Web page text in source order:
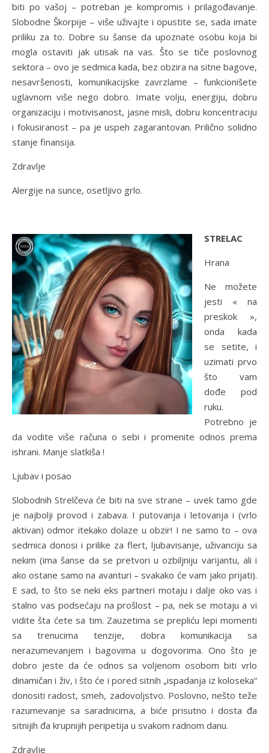
biti po vašoj – potreban je kompromis i prilagođavanje.
Slobodne Škorpije – više uživajte i opustite se, sada imate
priliku za to. Dobre su šanse da upoznate osobu koja bi
mogla ostaviti jak utisak na vas. Što se tiče poslovnog
sektora – ovo je sedmica kada, bez obzira na sitne bagove,
nesavršenosti, komunikacijske zavrzlame – funkcionišete
uglavnom više nego dobro. Imate volju, energiju, dobru
organizaciju i motivisanost, jasne misli, dobru koncentraciju
i fokusiranost – pa je uspeh zagarantovan. Prilično solidno
stanje finansija.
Zdravlje
Alergije na sunce, osetljivo grlo.
STRELAC
Hrana
Ne možete
jesti « na
preskok »,
onda kada
se setite, i
uzimati prvo
što vam
dođe pod
ruku.
Potrebno je
da vodite više računa o sebi i promenite odnos prema
ishrani. Manje slatkiša !
Ljubav i posao
Slobodnih Strelčeva će biti na sve strane – uvek tamo gde
je najbolji provod i zabava. I putovanja i letovanja i (vrlo
aktivan) odmor itekako dolaze u obzir! I ne samo to – ova
sedmica donosi i prilike za flert, ljubavisanje, uživanciju sa
nekim (ima šanse da se pretvori u ozbiljniju varijantu, ali i
ako ostane samo na avanturi – svakako će vam jako prijati).
E sad, to što se neki eks partneri motaju i dalje oko vas i
stalno vas podsećaju na prošlost – pa, nek se motaju a vi
vidite šta ćete sa tim. Zauzetima se prepliću lepi momenti
sa trenucima tenzije, dobra komunikacija sa
nerazumevanjem i bagovima u dogovorima. Ono što je
dobro jeste da će odnos sa voljenom osobom biti vrlo
dinamičan i živ, i što će i pored sitnih „ispadanja iz koloseka“
donositi radost, smeh, zadovoljstvo. Poslovno, nešto teže
razumevanje sa saradnicima, a biće prisutno i dosta đa
sitnijih đa krupnijih peripetija u svakom radnom danu.
Zdravlje